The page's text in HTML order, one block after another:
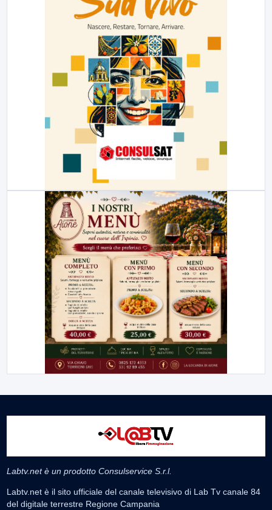
Labtv.net è un prodotto Consulservice S.r.l.
Labtv.net è il sito ufficiale del canale televisivo di Lab Tv canale 84
del digitale terrestre Regione Campania